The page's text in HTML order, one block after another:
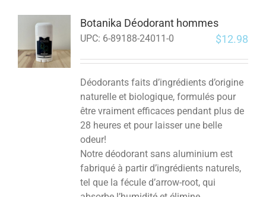
Botanika Déodorant hommes
UPC: 6-89188-24011-0 $12.98
Déodorants faits d’ingrédients d’origine
naturelle et biologique, formulés pour
être vraiment efficaces pendant plus de
28 heures et pour laisser une belle
odeur!
Notre déodorant sans aluminium est
fabriqué à partir d’ingrédients naturels,
tel que la fécule d’arrow-root, qui